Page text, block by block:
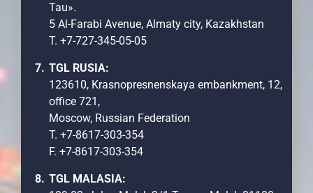
Tau».
5 Al-Farabi Avenue, Almaty city, Kazakhstan
T. +7-727-345-05-05
TGL RUSIA:
123610, Krasnopresnenskaya embankment, 12,
office 721,
Moscow, Russian Federation
T. +7-8617-303-354
F. +7-8617-303-354
TGL MALASIA: